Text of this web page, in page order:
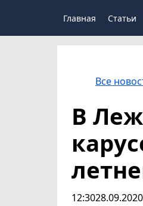
Главная Статьи
Все
В
12:3028.09.2020